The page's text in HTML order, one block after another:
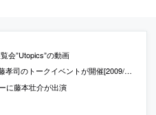
会”Utopics”の動画
のトークイベントが開催[2009/9/22・23]
に藤本壮介が出演